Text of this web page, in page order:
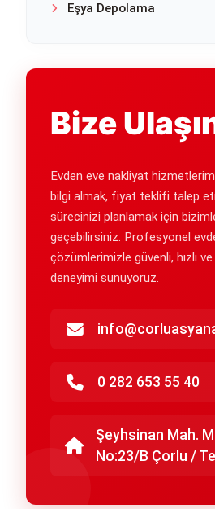
Eşya Depolama
Bize
Evden eve nakliyat
bilgi almak, fiyat teklifi talep
sürecinizi planlamak için
geçebilirsiniz. Profesyonel
çözümlerimizle güvenli, hızlı
deneyimi sunuyoruz.
0 282 653 55 40
Şeyhsinan Mah.
No:23/B Çorlu /